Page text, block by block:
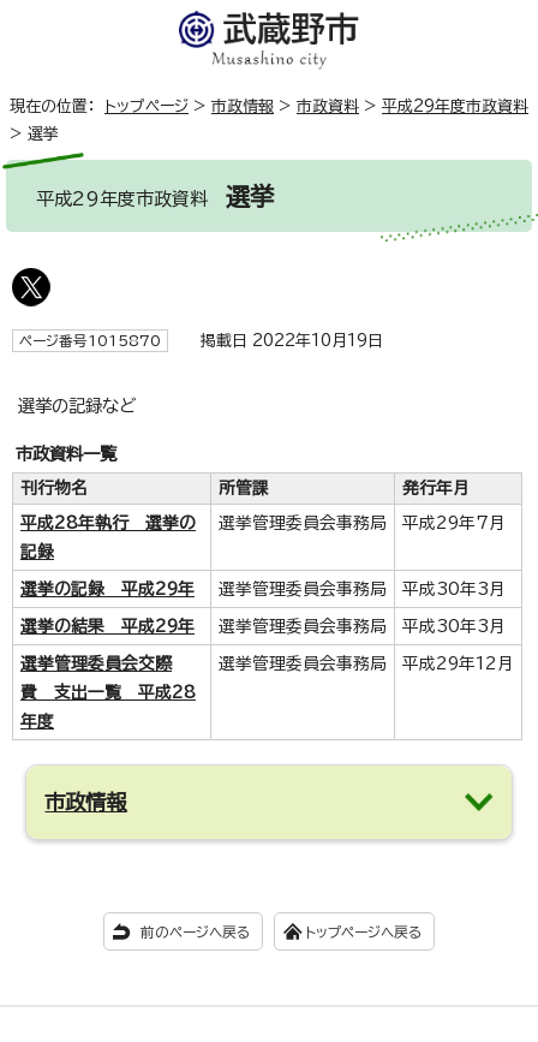
現在の位置： トップページ > 市政情報 > 市政資料 > 平成29年度市政資料
> 選挙
平成29年度市政資料 選挙
ページ番号1015870 掲載日 2022年10月19日
選挙の記録など
市政資料一覧
刊行物名 所管課 発行年月
平成28年執行 選挙の
記録
選挙管理委員会事務局 平成29年7月
選挙の記録 平成29年 選挙管理委員会事務局 平成30年3月
選挙の結果 平成29年 選挙管理委員会事務局 平成30年3月
選挙管理委員会交際
費 支出一覧 平成28
年度
選挙管理委員会事務局 平成29年12月
市政情報
前のページへ戻る トップページへ戻る